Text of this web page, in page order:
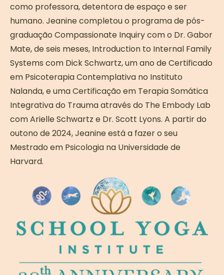
como professora, detentora de espaço e ser
humano. Jeanine completou o programa de pós-
graduação Compassionate Inquiry com o Dr. Gabor
Mate, de seis meses, Introduction to Internal Family
Systems com Dick Schwartz, um ano de Certificado
em Psicoterapia Contemplativa no Instituto
Nalanda, e uma Certificação em Terapia Somática
Integrativa do Trauma através do The Embody Lab
com Arielle Schwartz e Dr. Scott Lyons. A partir do
outono de 2024, Jeanine está a fazer o seu
Mestrado em Psicologia na Universidade de
Harvard.